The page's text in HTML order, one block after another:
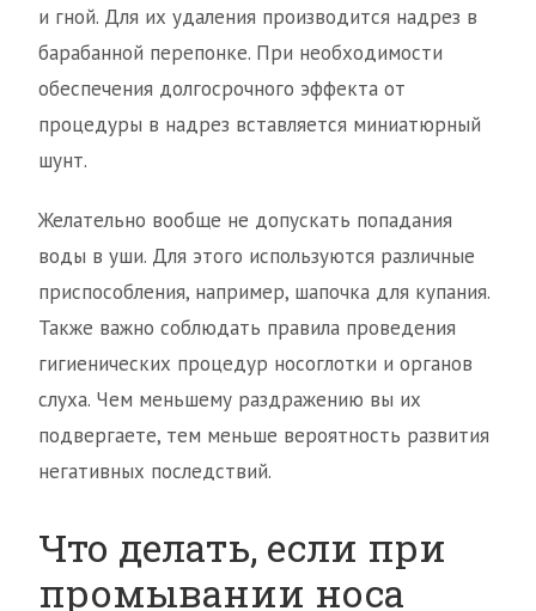
и гной. Для их удаления производится надрез в
барабанной перепонке. При необходимости
обеспечения долгосрочного эффекта от
процедуры в надрез вставляется миниатюрный
шунт.
Желательно вообще не допускать попадания
воды в уши. Для этого используются различные
приспособления, например, шапочка для купания.
Также важно соблюдать правила проведения
гигиенических процедур носоглотки и органов
слуха. Чем меньшему раздражению вы их
подвергаете, тем меньше вероятность развития
негативных последствий.
Что делать, если при
промывании носа